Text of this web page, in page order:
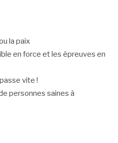
la paix
en force et les épreuves en
vite !
personnes saines à